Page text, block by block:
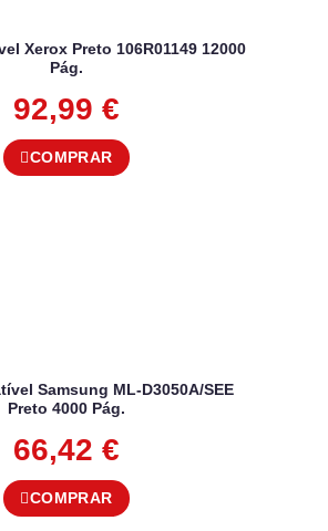
Xerox Preto 106R01149 12000
Pág.
92,99 €
COMPRAR
Samsung ML-D3050A/SEE
Preto 4000 Pág.
66,42 €
COMPRAR